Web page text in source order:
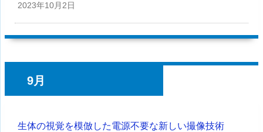
2023年10月2日
9月
生体の視覚を模倣した電源不要な新しい撮像技術